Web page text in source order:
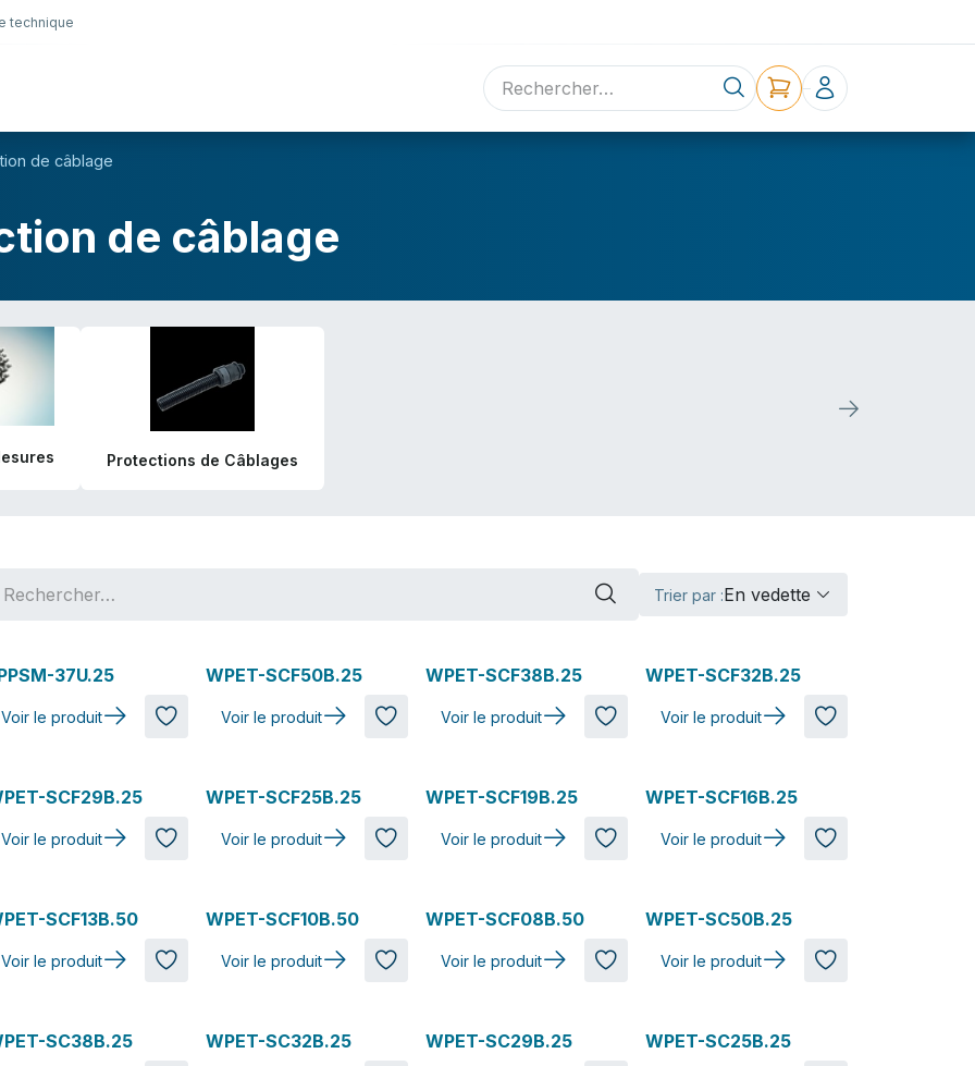
technique
Sélection en ligne Contact
de câblage
de câblage
Protections de Câblages
Trier par :En vedette
37U.25
Voir le produit
WPET-SCF50B.25
Voir le produit
WPET-SCF38B.25
Voir le produit
WPET-SCF32B.25
Voir le produit
SCF29B.25
Voir le produit
WPET-SCF25B.25
Voir le produit
WPET-SCF19B.25
Voir le produit
WPET-SCF16B.25
Voir le produit
SCF13B.50
Voir le produit
WPET-SCF10B.50
Voir le produit
WPET-SCF08B.50
Voir le produit
WPET-SC50B.25
Voir le produit
SC38B.25 WPET-SC32B.25 WPET-SC29B.25 WPET-SC25B.25